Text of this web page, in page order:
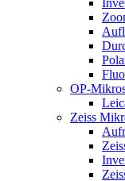
OP-
Zeiss